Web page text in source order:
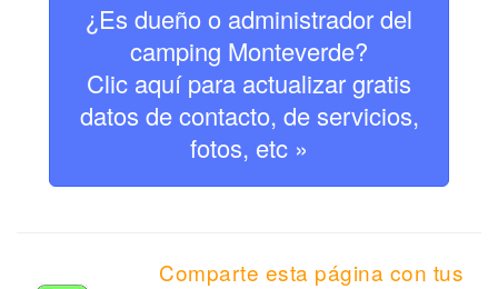
¿Es dueño o administrador del
camping Monteverde?
Clic aquí para actualizar gratis
datos de contacto, de servicios,
fotos, etc »
Comparte esta página con tus